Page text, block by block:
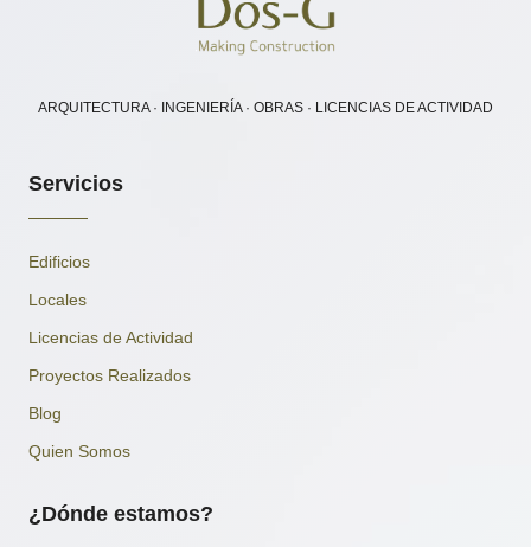
ARQUITECTURA · INGENIERÍA · OBRAS · LICENCIAS DE ACTIVIDAD
Servicios
Edificios
Locales
Licencias de Actividad
Proyectos Realizados
Blog
Quien Somos
¿Dónde estamos?